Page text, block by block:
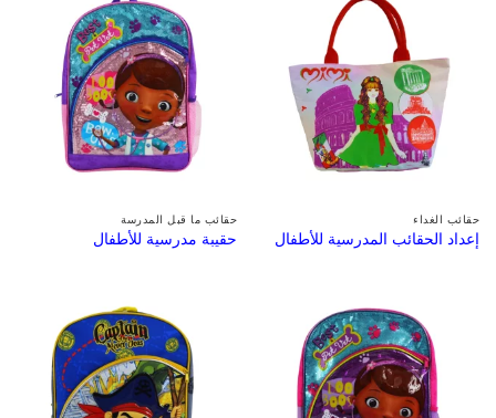
حقائب الغداء
إعداد الحقائب المدرسية للأطفال
حقائب ما قبل المدرسة
حقيبة مدرسية للأطفال